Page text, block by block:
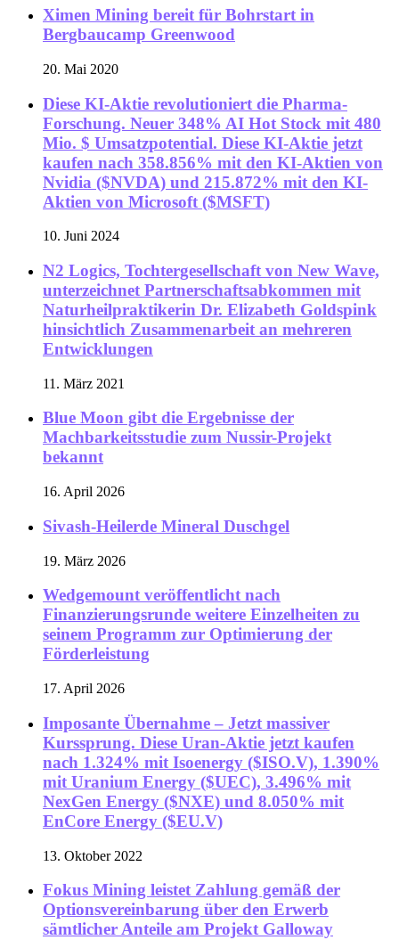
Ximen Mining bereit für Bohrstart in
Bergbaucamp Greenwood
20. Mai 2020
Diese KI-Aktie revolutioniert die Pharma-
Forschung. Neuer 348% AI Hot Stock mit 480
Mio. $ Umsatzpotential. Diese KI-Aktie jetzt
kaufen nach 358.856% mit den KI-Aktien von
Nvidia ($NVDA) und 215.872% mit den KI-
Aktien von Microsoft ($MSFT)
10. Juni 2024
N2 Logics, Tochtergesellschaft von New Wave,
unterzeichnet Partnerschaftsabkommen mit
Naturheilpraktikerin Dr. Elizabeth Goldspink
hinsichtlich Zusammenarbeit an mehreren
Entwicklungen
11. März 2021
Blue Moon gibt die Ergebnisse der
Machbarkeitsstudie zum Nussir-Projekt
bekannt
16. April 2026
Sivash-Heilerde Mineral Duschgel
19. März 2026
Wedgemount veröffentlicht nach
Finanzierungsrunde weitere Einzelheiten zu
seinem Programm zur Optimierung der
Förderleistung
17. April 2026
Imposante Übernahme – Jetzt massiver
Kurssprung. Diese Uran-Aktie jetzt kaufen
nach 1.324% mit Isoenergy ($ISO.V), 1.390%
mit Uranium Energy ($UEC), 3.496% mit
NexGen Energy ($NXE) und 8.050% mit
EnCore Energy ($EU.V)
13. Oktober 2022
Fokus Mining leistet Zahlung gemäß der
Optionsvereinbarung über den Erwerb
sämtlicher Anteile am Projekt Galloway